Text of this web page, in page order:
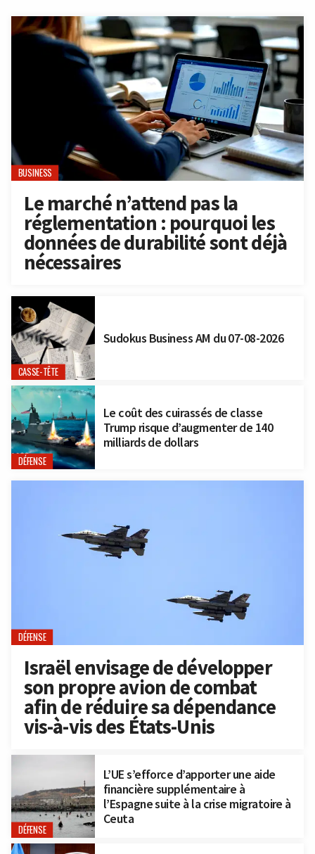
BUSINESS
Le marché n’attend pas la
réglementation : pourquoi les
données de durabilité sont déjà
nécessaires
CASSE-TÊTE
Sudokus Business AM du 07-08-2026
DÉFENSE
Le coût des cuirassés de classe
Trump risque d’augmenter de 140
milliards de dollars
DÉFENSE
Israël envisage de développer
son propre avion de combat
afin de réduire sa dépendance
vis-à-vis des États-Unis
DÉFENSE
L’UE s’efforce d’apporter une aide
financière supplémentaire à
l’Espagne suite à la crise migratoire à
Ceuta